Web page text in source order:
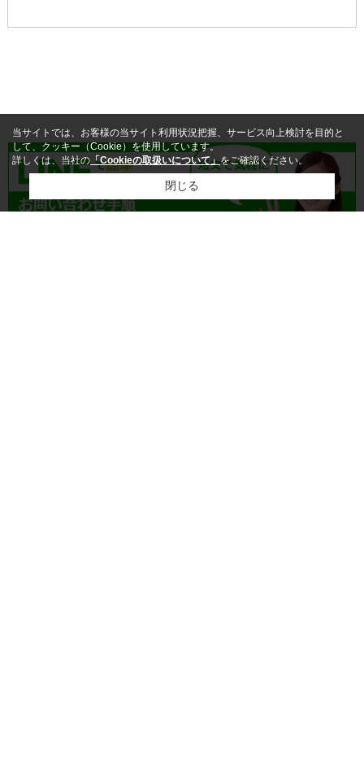
当サイトでは、お客様の当サイト利用状況把握、サービス向上検討を目的と
して、クッキー（Cookie）を使用しています。
詳しくは、当社の 「Cookieの取扱いについて」をご確認ください。
閉じる